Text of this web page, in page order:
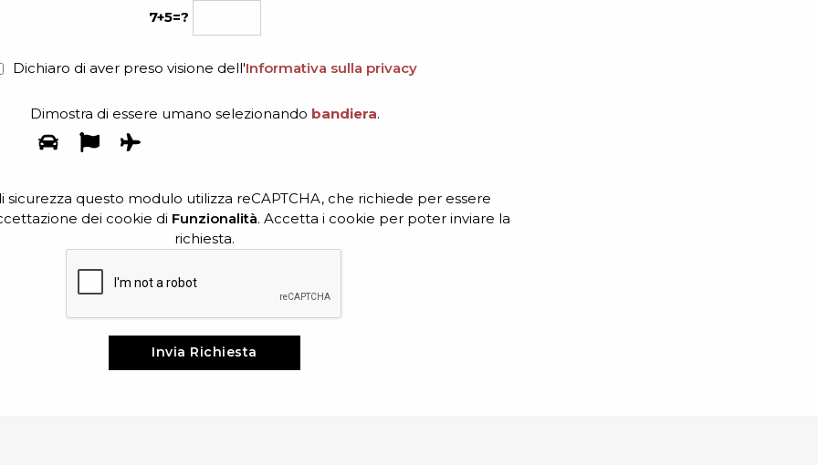
7+5=?
Dichiaro di aver preso visione dell'Informativa sulla privacy
Dimostra di essere umano selezionando bandiera.
sicurezza questo modulo utilizza reCAPTCHA, che richiede per essere
dei cookie di Funzionalità. Accetta i cookie per poter inviare la
richiesta.